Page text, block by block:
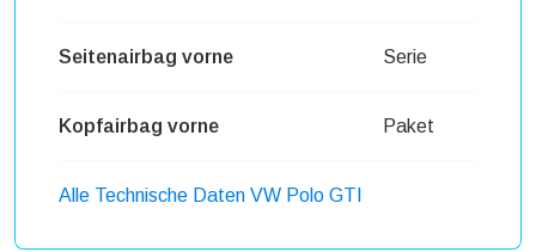
Seitenairbag vorne Serie
Kopfairbag vorne Paket
Alle Technische Daten VW Polo GTI